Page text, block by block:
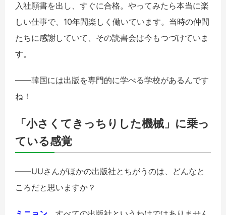
入社願書を出し、すぐに合格。やってみたら本当に楽
しい仕事で、10年間楽しく働いています。当時の仲間
たちに感謝していて、その読書会は今もつづけていま
す。
――韓国には出版を専門的に学べる学校があるんです
ね！
「小さくてきっちりした機械」に乗っ
ている感覚
――UUさんがほかの出版社とちがうのは、どんなと
ころだと思いますか？